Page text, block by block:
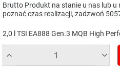
Brutto Produkt na stanie u nas lub
poznać czas realizacji, zadzwoń
2,0 l TSI EA888 Gen.3 MQB High